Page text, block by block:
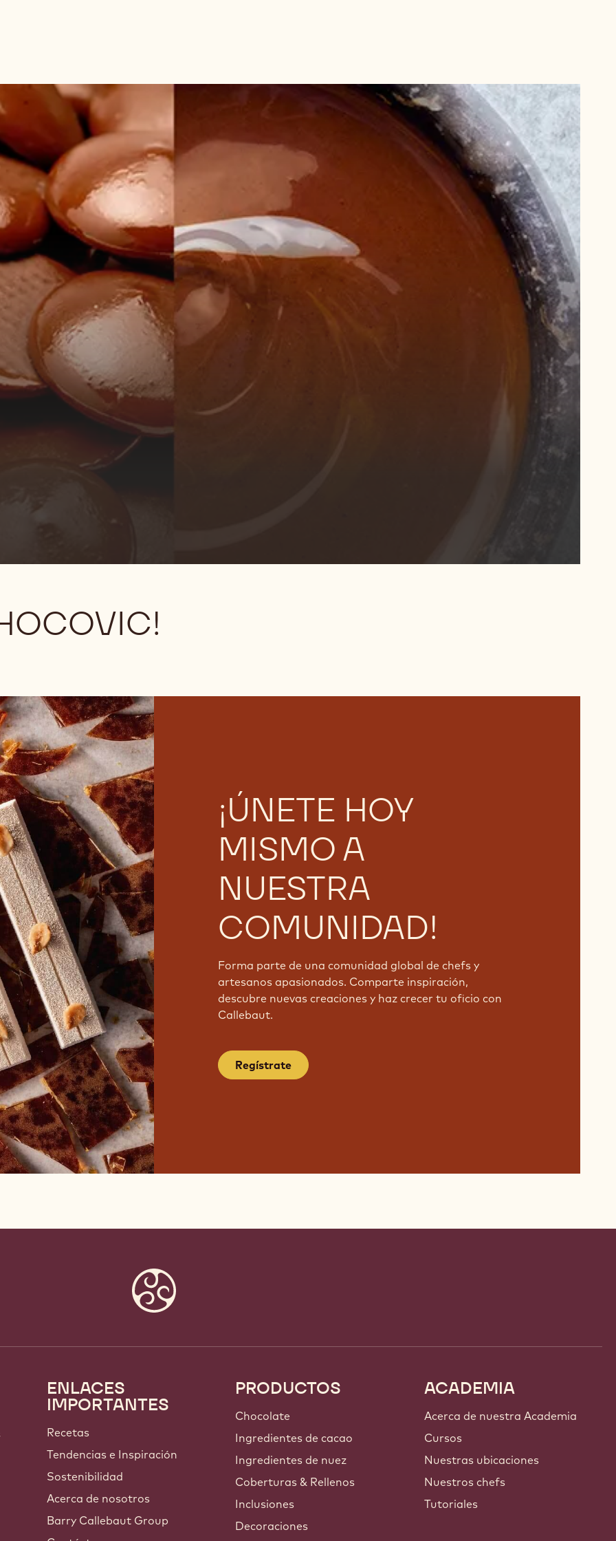
¡ÚNETE HOY
MISMO A
NUESTRA
COMUNIDAD!
Forma parte de una comunidad global de chefs y
artesanos apasionados. Comparte inspiración,
descubre nuevas creaciones y haz crecer tu oficio con
Callebaut.
Regístrate
Footer
Callebaut
ENLACES
IMPORTANTES
Recetas
Tendencias e Inspiración
Sostenibilidad
Acerca de nosotros
Barry Callebaut Group
PRODUCTOS
Chocolate
Ingredientes de cacao
Ingredientes de nuez
Coberturas & Rellenos
Inclusiones
Decoraciones
ACADEMIA
Acerca de nuestra Academia
Cursos
Nuestras ubicaciones
Nuestros chefs
Tutoriales